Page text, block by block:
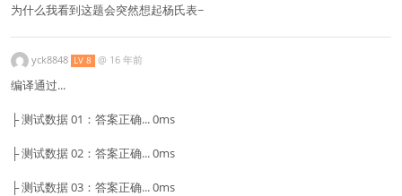
为什么我看到这题会突然想起杨氏表~
yck8848 LV 8 @ 16 年前
编译通过...
├ 测试数据 01：答案正确... 0ms
├ 测试数据 02：答案正确... 0ms
├ 测试数据 03：答案正确... 0ms